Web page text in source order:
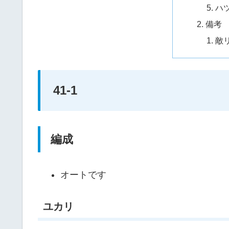
ハ
備考
敵
41-1
編成
オートです
ユカリ